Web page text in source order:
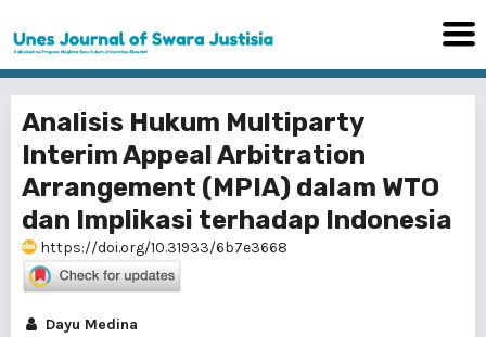
Analisis Hukum Multiparty
Interim Appeal Arbitration
Arrangement (MPIA) dalam WTO
dan Implikasi terhadap Indonesia
https://doi.org/10.31933/6b7e3668
Dayu Medina